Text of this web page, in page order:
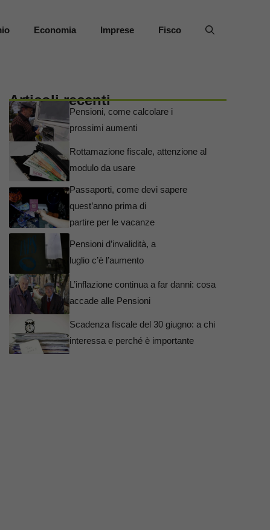
Economia Imprese Fisco
Articoli recenti
Pensioni, come calcolare i
prossimi aumenti
Rottamazione fiscale, attenzione al
modulo da usare
Passaporti, come devi sapere
quest’anno prima di
partire per le vacanze
Pensioni d’invalidità, a
luglio c’è l’aumento
L’inflazione continua a far danni: cosa
accade alle Pensioni
Scadenza fiscale del 30 giugno: a chi
interessa e perché è importante